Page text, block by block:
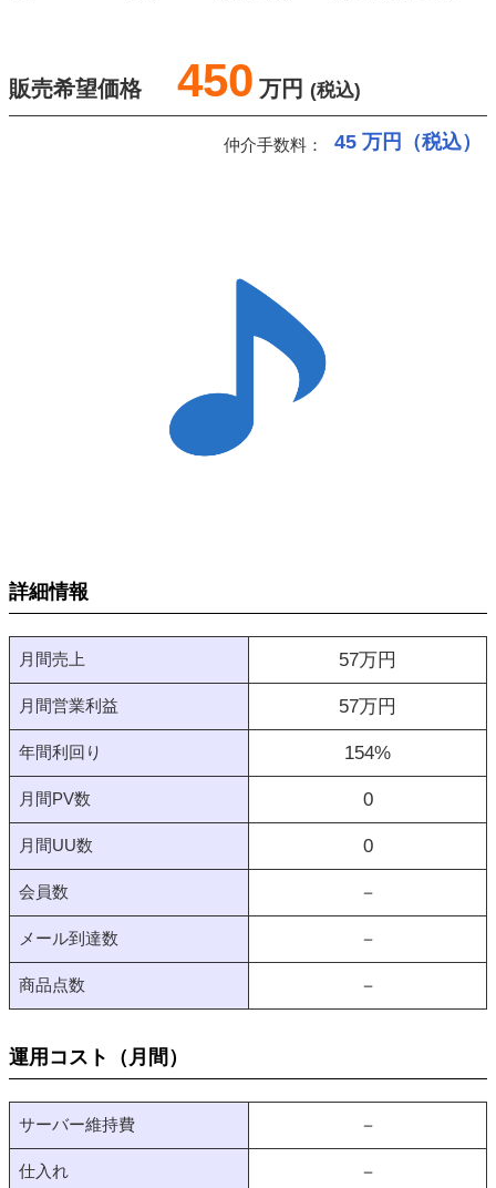
販売希望価格 450 万円 (税込)
仲介手数料： 45 万円（税込）
詳細情報
月間売上 57万円
月間営業利益 57万円
年間利回り 154%
月間PV数 0
月間UU数 0
会員数 －
メール到達数 －
商品点数 －
運用コスト（月間）
サーバー維持費 －
仕入れ －